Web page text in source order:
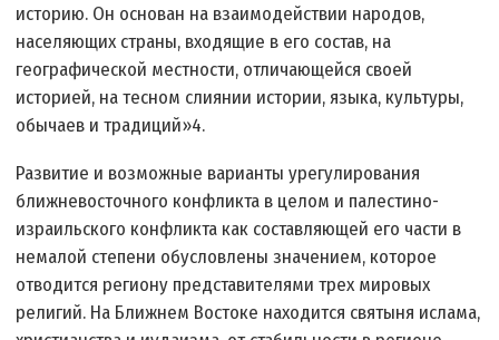
историю. Он основан на взаимодействии народов,
населяющих страны, входящие в его состав, на
географической местности, отличающейся своей
историей, на тесном слиянии истории, языка, культуры,
обычаев и традиций»4.
Развитие и возможные варианты урегулирования
ближневосточного конфликта в целом и палестино-
израильского конфликта как составляющей его части в
немалой степени обусловлены значением, которое
отводится региону представителями трех мировых
религий. На Ближнем Востоке находится святыня ислама,